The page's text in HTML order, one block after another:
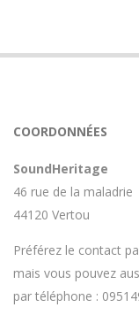
COORDONNÉES
SoundHeritage
46 rue de la maladrie
44120 Vertou
Préférez le contact
mais vous pouvez
par téléphone :